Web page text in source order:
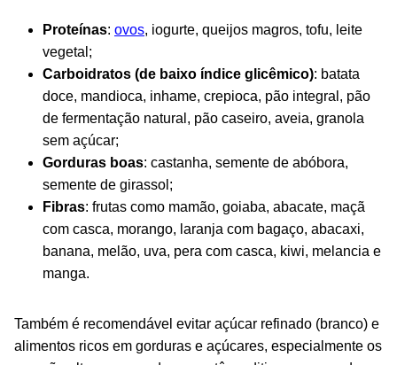
Proteínas: ovos, iogurte, queijos magros, tofu, leite
vegetal;
Carboidratos (de baixo índice glicêmico): batata
doce, mandioca, inhame, crepioca, pão integral, pão
de fermentação natural, pão caseiro, aveia, granola
sem açúcar;
Gorduras boas: castanha, semente de abóbora,
semente de girassol;
Fibras: frutas como mamão, goiaba, abacate, maçã
com casca, morango, laranja com bagaço, abacaxi,
banana, melão, uva, pera com casca, kiwi, melancia e
manga.
Também é recomendável evitar açúcar refinado (branco) e
alimentos ricos em gorduras e açúcares, especialmente os